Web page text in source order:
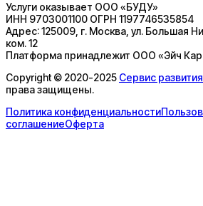
Услуги оказывает ООО «БУДУ»
ИНН 9703001100 ОГРН 1197746535854
Адрес:125009, г. Москва, ул. Большая
ком. 12
Платформа принадлежит ООО «Эйч
Copyright © 2020-2025 Сервис
права защищены.
Политика конфиденциальности
соглашениеОферта